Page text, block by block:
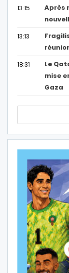
13:15
Après
13:13
18:31
Le
mise
Gaza